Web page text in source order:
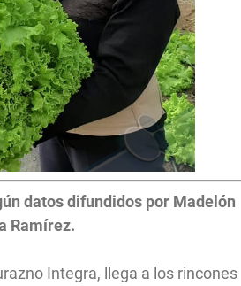
datos difundidos por Madelón
Ramírez.
Integra, llega a los rincones